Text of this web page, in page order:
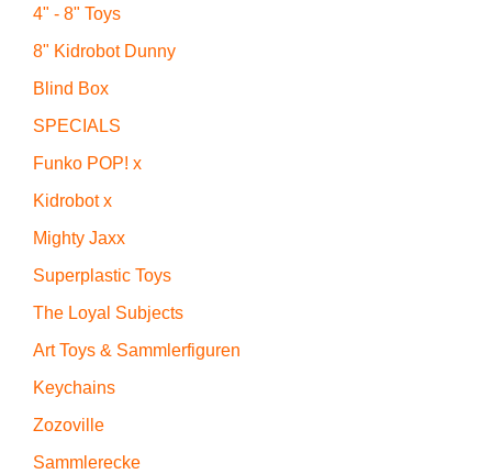
4" - 8" Toys
8" Kidrobot Dunny
Blind Box
SPECIALS
Funko POP! x
Kidrobot x
Mighty Jaxx
Superplastic Toys
The Loyal Subjects
Art Toys & Sammlerfiguren
Keychains
Zozoville
Sammlerecke